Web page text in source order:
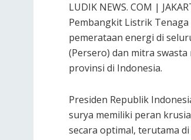
LUDIK NEWS. COM |
Pembangkit Listrik
pemerataan energi di
(Persero) dan mitra swasta
provinsi di Indonesia.
Presiden Republik
surya memiliki peran
secara optimal, terutama